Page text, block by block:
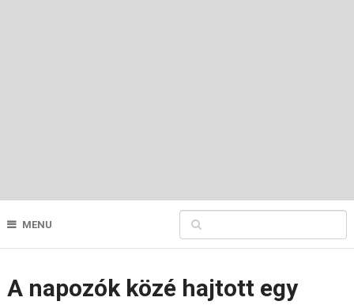
MENU
A napozók közé hajtott egy